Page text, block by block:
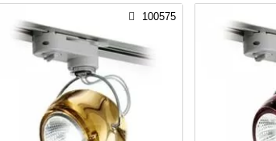
100575